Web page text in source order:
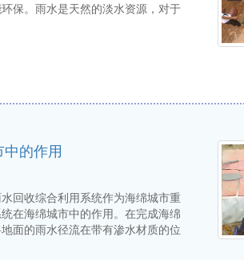
保。雨水是天然的淡水资源，对于
的作用
收综合利用系统作为海绵城市重
在海绵城市中的作用。在完成海绵
面的雨水径流在带有渗水材质的位